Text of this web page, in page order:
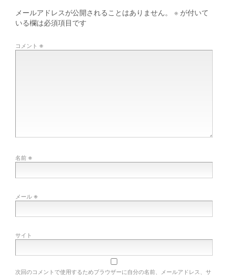
メールアドレスが公開されることはありません。 ※ が付いて
いる欄は必須項目です
コメント ※
名前※
メール※
サイト
次回のコメントで使用するためブラウザーに自分の名前、メールアドレス、サ